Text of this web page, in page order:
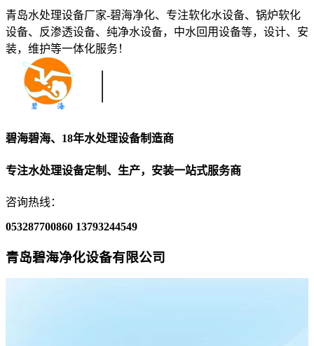
青岛水处理设备厂家-碧海净化、专注软化水设备、锅炉软化
设备、反渗透设备、纯净水设备，中水回用设备等，设计、安
装，维护等一体化服务！
碧海碧海、18年水处理设备制造商
专注水处理设备定制、生产，安装一站式服务商
咨询热线：
053287700860 13793244549
青岛碧海净化设备有限公司